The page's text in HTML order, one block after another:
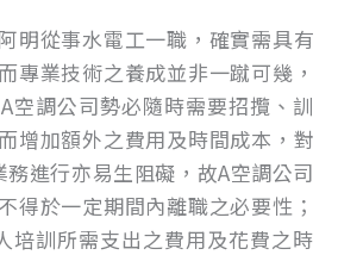
明從事水電工一職，確實需具有
專業技術之養成並非一蹴可幾，
空調公司勢必隨時需要招攬、訓
增加額外之費用及時間成本，對
進行亦易生阻礙，故A空調公司
得於一定期間內離職之必要性；
培訓所需支出之費用及花費之時